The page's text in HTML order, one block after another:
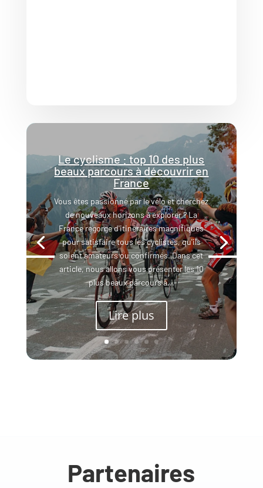
Le cyclisme : top 10 des plus
beaux parcours à découvrir en
France
Vous êtes passionné par le vélo et cherchez
de nouveaux horizons à explorer ? La
France regorge d'itinéraires magnifiques
pour satisfaire tous les cyclistes, qu'ils
soient amateurs ou confirmés. Dans cet
article, nous allons vous présenter les 10
plus beaux parcours à...
Lire plus
Partenaires